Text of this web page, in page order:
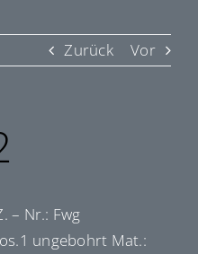
Zurück Vor
– Nr.: Fwg
ungebohrt Mat.: